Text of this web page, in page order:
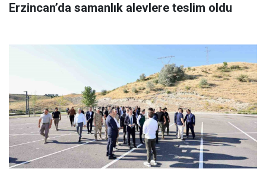
Erzincan’da samanlık alevlere teslim oldu